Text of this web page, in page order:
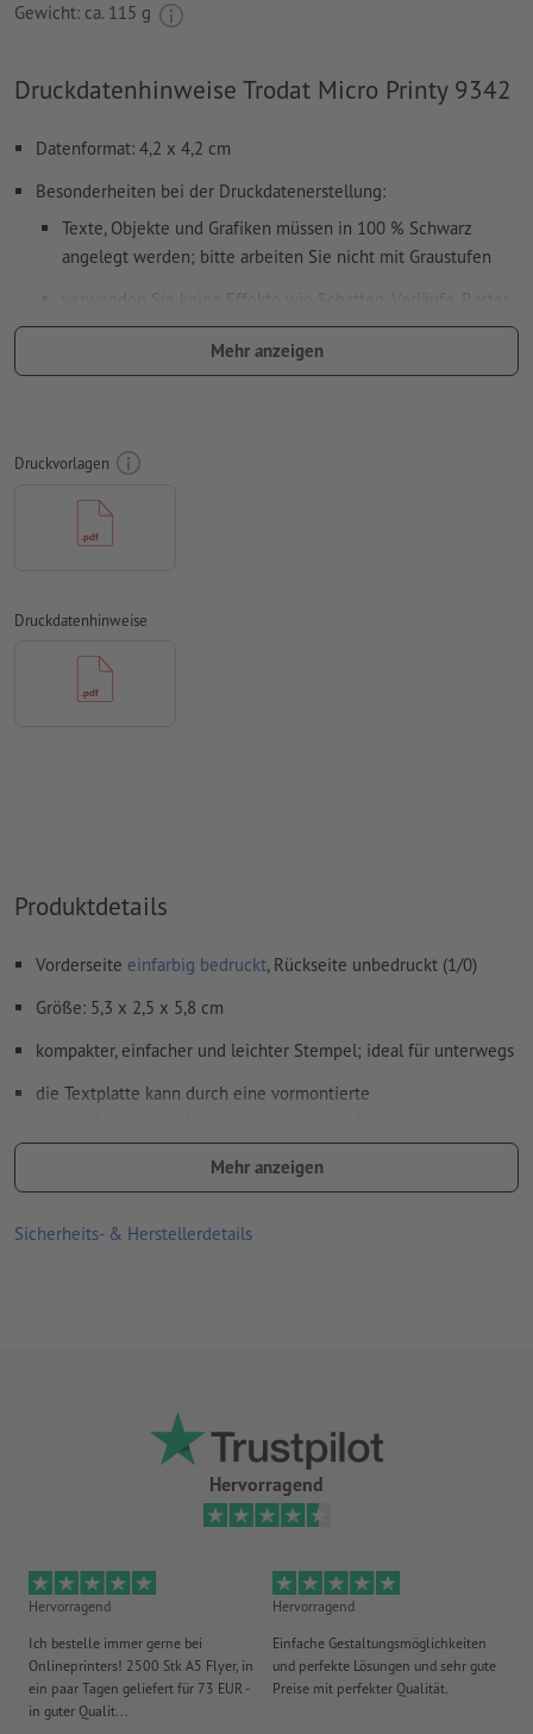
Gewicht: ca. 115 g
Druckdatenhinweise Trodat Micro Printy 9342
Datenformat: 4,2 x 4,2 cm
Besonderheiten bei der Druckdatenerstellung:
Texte, Objekte und Grafiken müssen in 100 % Schwarz
angelegt werden; bitte arbeiten Sie nicht mit Graustufen
verwenden Sie keine Effekte wie Schatten, Verläufe, Raster,
Transparenzen usw.
Schriftgröße: mindestens 7 Pt, dünnste Linie der Schrift 0,2
Verdana oder Helvetica für einen optimalen Abdruck
Abstand Motiv zum Endformat: mindestens 1 mm
Wie lege ich Druckdaten richtig an?
Mehr anzeigen
Druckvorlagen
Druckdatenhinweise
Produktdetails
Vorderseite einfarbig bedruckt, Rückseite unbedruckt (1/0)
Größe: 5,3 x 2,5 x 5,8 cm
kompakter, einfacher und leichter Stempel; ideal für unterwegs
die Textplatte kann durch eine vormontierte
entwickelt für Trodat-Lasergummis mit einem Standardmaß von
2,3 mm
Lieferumfang: Stempel inklusive Stempelkissen und
Mehr anzeigen
Sicherheits- & Herstellerdetails
Hervorragend
Hervorragend
Ich bestelle immer gerne bei
Onlineprinters! 2500 Stk A5 Flyer, in
ein paar Tagen geliefert für 73 EUR -
in guter Qualit...
Hervorragend
Einfache Gestaltungsmöglichkeiten
und perfekte Lösungen und sehr gute
Preise mit perfekter Qualität.